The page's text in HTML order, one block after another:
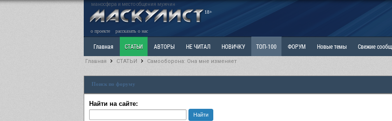
маносфера и место общения мужчин
18+
о проекте рассказать о нас
Главная СТАТЬИ АВТОРЫ НЕ ЧИТАЛ НОВИЧКУ ТОП-100 ФОРУМ Новые темы Свежие
Ветка: Расстаюсь или Развожусь. САНЧАС
РАЗДЕЛ: Разное
Главная СТАТЬИ Самооборона: Она мне изменяет
Поиск по форуму
Найти на сайте: